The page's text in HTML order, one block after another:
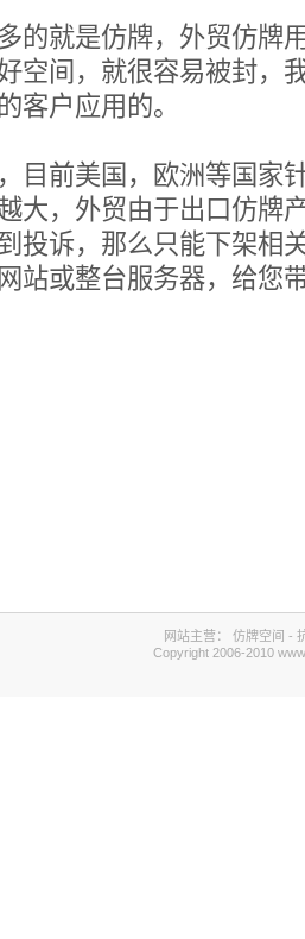
就是仿牌，外贸仿牌
空间，就很容易被封，
客户应用的。
前美国，欧洲等国家
大，外贸由于出口仿牌
投诉，那么只能下架相
站或整台服务器，给您
网站主营： 仿牌空间 -
Copyright 2006-2010